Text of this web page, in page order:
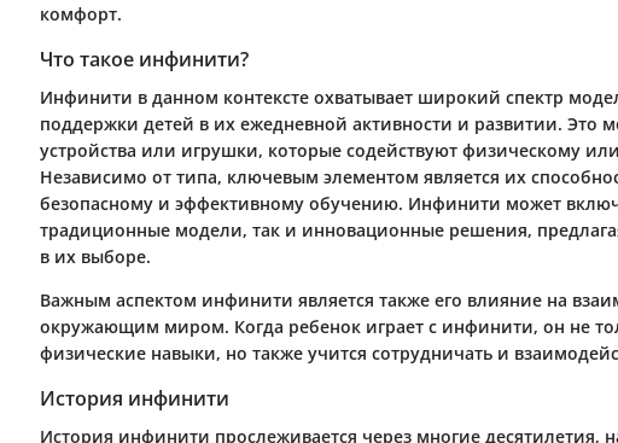
комфорт.
Что такое инфинити?
Инфинити в данном контексте охватывает широкий спектр
поддержки детей в их ежедневной активности и развитии. Это
устройства или игрушки, которые содействуют физическому
Независимо от типа, ключевым элементом является их
безопасному и эффективному обучению. Инфинити может
традиционные модели, так и инновационные решения,
в их выборе.
Важным аспектом инфинити является также его влияние на
окружающим миром. Когда ребенок играет с инфинити, он не
физические навыки, но также учится сотрудничать и
История инфинити
История инфинити прослеживается через многие десятилетия,